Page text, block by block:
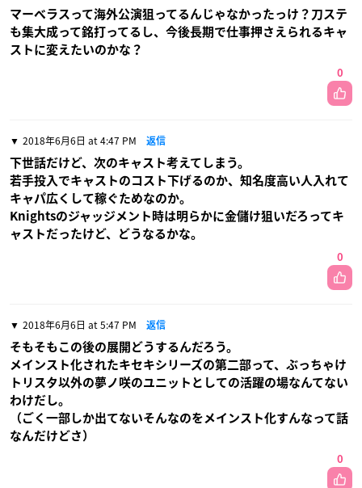
マーベラスって海外公演狙ってるんじゃなかったっけ？刀ステ
も集大成って銘打ってるし、今後長期で仕事押さえられるキャ
ストに変えたいのかな？
0
2018年6月6日 at 4:47 PM 返信
下世話だけど、次のキャスト考えてしまう。
若手投入でキャストのコスト下げるのか、知名度高い人入れて
キャパ広くして稼ぐためなのか。
Knightsのジャッジメント時は明らかに金儲け狙いだろってキ
ャストだったけど、どうなるかな。
0
2018年6月6日 at 5:47 PM 返信
そもそもこの後の展開どうするんだろう。
メインスト化されたキセキシリーズの第二部って、ぶっちゃけ
トリスタ以外の夢ノ咲のユニットとしての活躍の場なんてない
わけだし。
（ごく一部しか出てないそんなのをメインスト化すんなって話
なんだけどさ）
0